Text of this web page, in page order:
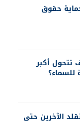
حقوق
تتحول أكبر
للسماء؟
الآخرين حتى